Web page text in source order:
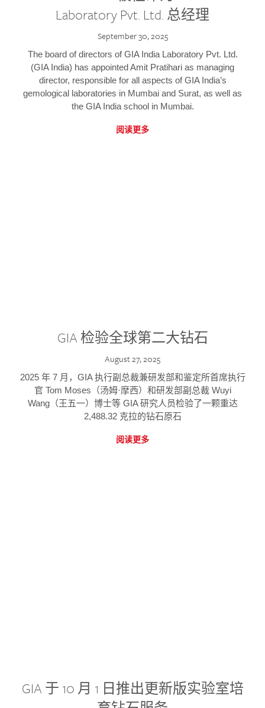
Laboratory Pvt. Ltd. 总经理
September 30, 2025
The board of directors of GIA India Laboratory Pvt. Ltd.
(GIA India) has appointed Amit Pratihari as managing
director, responsible for all aspects of GIA India’s
gemological laboratories in Mumbai and Surat, as well as
the GIA India school in Mumbai.
阅读更多
GIA 检验全球第二大钻石
August 27, 2025
2025 年 7 月，GIA 执行副总裁兼研发部和鉴定所首席执行
官 Tom Moses（汤姆·摩西）和研发部副总裁 Wuyi
Wang（王五一）博士等 GIA 研究人员检验了一颗重达
2,488.32 克拉的钻石原石
阅读更多
GIA 于 10 月 1 日推出更新版实验室培